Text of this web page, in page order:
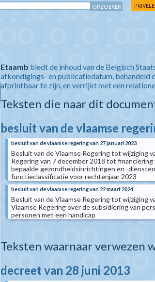
Etaamb biedt de inhoud van de Belgisch
afkondigings- en publicatiedatum, behandeld
afprintbaar te zijn, en verrijkt met een
Teksten die naar dit
besluit van de vlaamse
besluit van de vlaamse regering van 27 januari 2023
Besluit van de Vlaamse Regering tot wijziging
Regering van 7 december 2018 tot financiering
bepaalde gezondheidsinrichtingen en -
functieclassificatie voor rechtenjaar 2023
besluit van de vlaamse regering van 22 maart 2024
Besluit van de Vlaamse Regering tot wijziging
Vlaamse Regering over de subsidiëring van
personen met een handicap
Teksten waarnaar verwezen
decreet van 28 juni 2013